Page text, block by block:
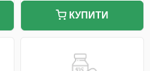
КУПИТИ